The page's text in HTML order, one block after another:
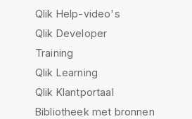
Qlik Help-video's
Qlik Developer
Training
Qlik Learning
Qlik Klantportaal
Bibliotheek met bronnen